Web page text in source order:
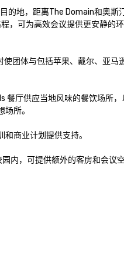
的地，距离The Domain和奥斯
，可为高效会议提供更安静的
团体与包括苹果、戴尔、亚马
厅供应当地风味的餐饮场所
所。
商业计划提供支持。
内，可提供额外的客房和会议